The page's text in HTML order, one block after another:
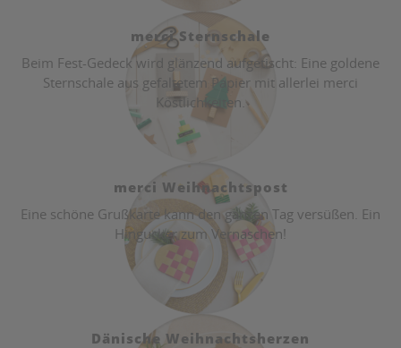
merci Sternschale
Beim Fest-Gedeck wird glänzend aufgetischt: Eine goldene
Sternschale aus gefaltetem Papier mit allerlei merci
Köstlichkeiten.
merci Weihnachtspost
Eine schöne Grußkarte kann den ganzen Tag versüßen. Ein
Hingucker zum Vernaschen!
Dänische Weihnachtsherzen